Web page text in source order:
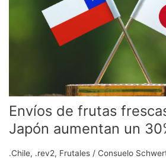
Envíos de frutas
Japón aumentan un
.Chile, .rev2, Frutales / Consuelo
aumentan